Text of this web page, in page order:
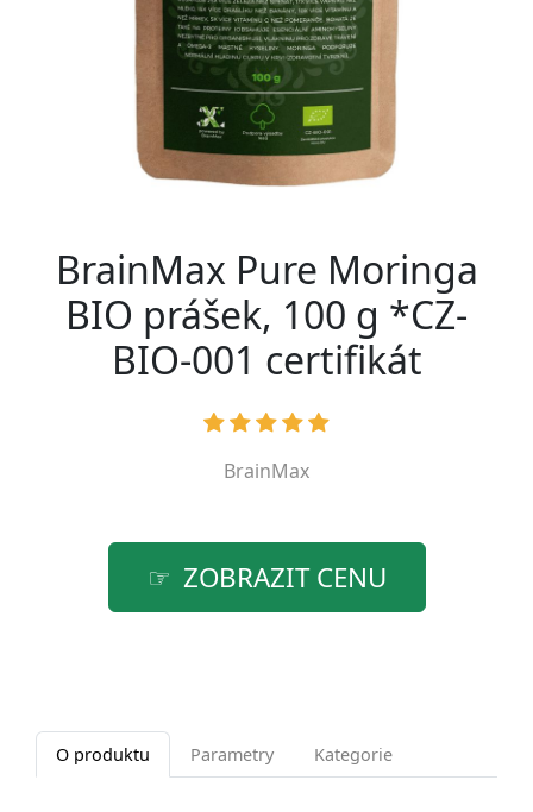
BrainMax Pure Moringa
BIO prášek, 100 g *CZ-
BIO-001 certifikát
BrainMax
ZOBRAZIT CENU
O produktu Parametry Kategorie